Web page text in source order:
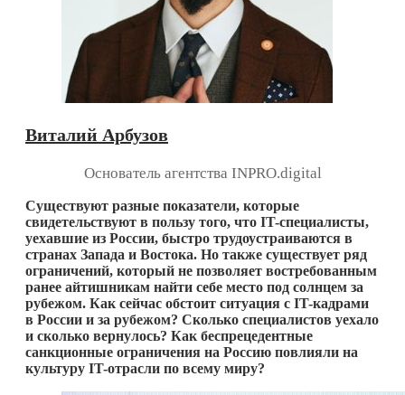
Виталий Арбузов
Основатель агентства INPRO.digital
Существуют разные показатели, которые
свидетельствуют в пользу того, что IT-специалисты,
уехавшие из России, быстро трудоустраиваются в
странах Запада и Востока. Но также существует ряд
ограничений, который не позволяет востребованным
ранее айтишникам найти себе место под солнцем за
рубежом. Как сейчас обстоит ситуация с IT-кадрами
в России и за рубежом? Сколько специалистов уехало
и сколько вернулось? Как беспрецедентные
санкционные ограничения на Россию повлияли на
культуру IT-отрасли по всему миру?